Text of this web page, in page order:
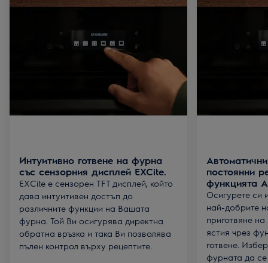
Интуитивно готвене на фурна
със сензорния дисплей EXCite.
EXCite е сензорен TFT дисплей, който
дава интуитивен достъп до
различните функции на Вашата
фурна. Той Ви осигурява директна
обратна връзка и така Ви позволява
пълен контрол върху рецептите.
постоянни
функцията
Осигурете си
най-добрите
приготвяне
ястия чрез
готвене.
фурната да